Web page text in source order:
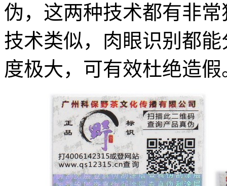
伪，这两种技术都有非
技术类似，肉眼识别都
度极大，可有效杜绝造假